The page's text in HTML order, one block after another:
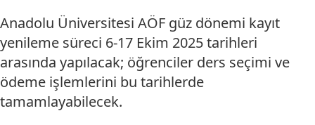
Anadolu Üniversitesi AÖF güz dönemi kayıt
yenileme süreci 6-17 Ekim 2025 tarihleri
arasında yapılacak; öğrenciler ders seçimi ve
ödeme işlemlerini bu tarihlerde
tamamlayabilecek.